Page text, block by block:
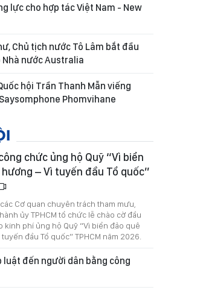
lực cho hợp tác Việt Nam - New
Chủ tịch nước Tô Lâm bắt đầu
nước Australia
hội Trần Thanh Mẫn viếng
Phomvihane
chức ủng hộ Quỹ “Vì biển
– Vì tuyến đầu Tổ quốc”
Cơ quan chuyên trách tham mưu,
ủy TPHCM tổ chức lễ chào cờ đầu
kinh phí ủng hộ Quỹ “Vì biển đảo quê
đầu Tổ quốc” TPHCM năm 2026.
luật đến người dân bằng công